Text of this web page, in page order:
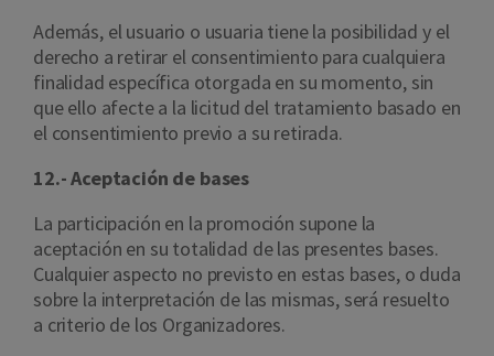
Además, el usuario o usuaria tiene la posibilidad y el
derecho a retirar el consentimiento para cualquiera
finalidad específica otorgada en su momento, sin
que ello afecte a la licitud del tratamiento basado en
el consentimiento previo a su retirada.
12.- Aceptación de bases
La participación en la promoción supone la
aceptación en su totalidad de las presentes bases.
Cualquier aspecto no previsto en estas bases, o duda
sobre la interpretación de las mismas, será resuelto
a criterio de los Organizadores.